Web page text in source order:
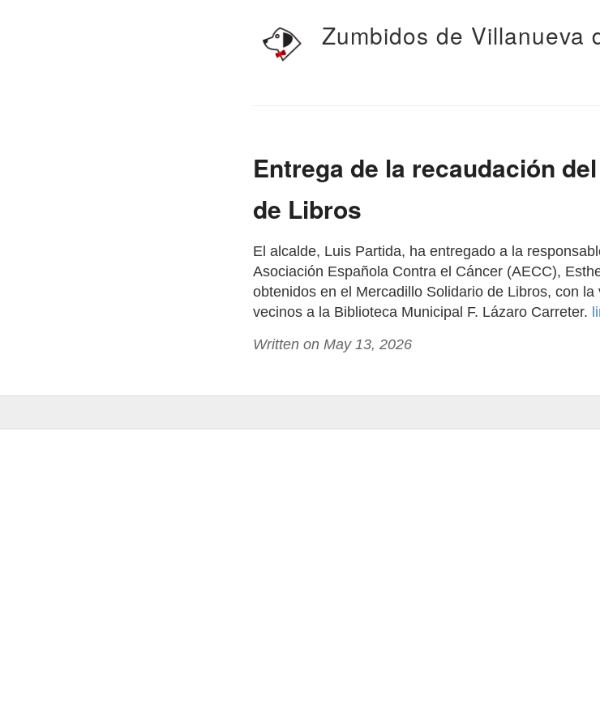
Zumbidos de Villanueva
Entrega de la recaudación
de Libros
El alcalde, Luis Partida, ha entregado a la
Asociación Española Contra el Cáncer (AECC),
obtenidos en el Mercadillo Solidario de Libros, con
vecinos a la Biblioteca Municipal F. Lázaro Carreter.
Written on May 13, 2026